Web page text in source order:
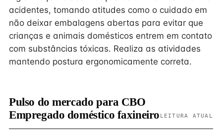
acidentes, tomando atitudes como o cuidado em
não deixar embalagens abertas para evitar que
crianças e animais domésticos entrem em contato
com substâncias tóxicas. Realiza as atividades
mantendo postura ergonomicamente correta.
Pulso do mercado para CBO
Empregado doméstico faxineiro LEITURA ATUAL